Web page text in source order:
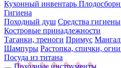
Кухонный инвентарь
Гигиена
Походный душ Средства гигиены
Костровые принадлежности
Таганки, треноги Примус
Шампуры Растопка, спички,
Посуда из титана